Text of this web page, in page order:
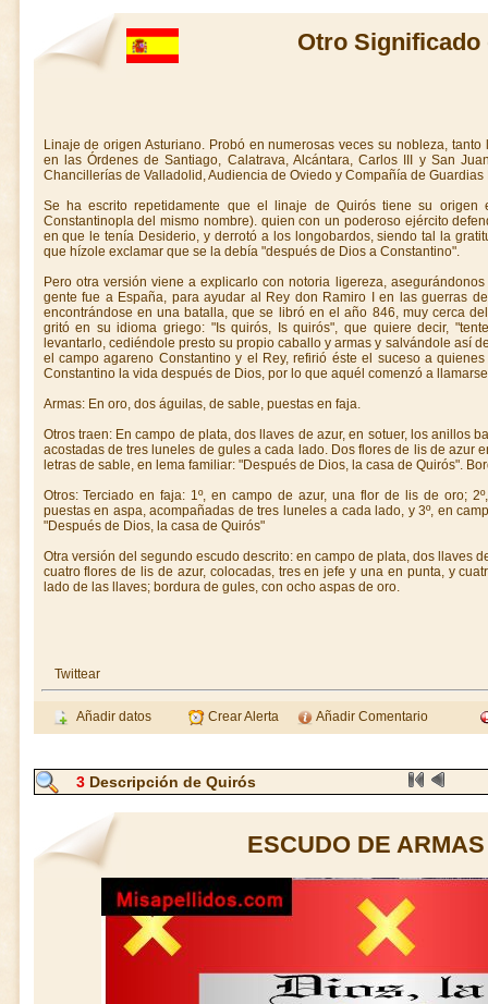
Otro
Linaje de origen Asturiano. Probó en numerosas veces su nobleza,
en las Órdenes de Santiago, Calatrava, Alcántara, Carlos III y San
Chancillerías de Valladolid, Audiencia de Oviedo y Compañía de Guardias
Se ha escrito repetidamente que el linaje de Quirós tiene su origen
Constantinopla del mismo nombre). quien con un poderoso ejército
en que le tenía Desiderio, y derrotó a los longobardos, siendo tal la
que hízole exclamar que se la debía "después de Dios a Constantino".
Pero otra versión viene a explicarlo con notoria ligereza,
gente fue a España, para ayudar al Rey don Ramiro I en las guerras
encontrándose en una batalla, que se libró en el año 846, muy cerca
gritó en su idioma griego: "Is quirós, Is quirós", que quiere decir,
levantarlo, cediéndole presto su propio caballo y armas y salvándole así
el campo agareno Constantino y el Rey, refirió éste el suceso a
Constantino la vida después de Dios, por lo que aquél comenzó a
Armas: En oro, dos águilas, de sable, puestas en faja.
Otros traen: En campo de plata, dos llaves de azur, en sotuer, los anillos
acostadas de tres luneles de gules a cada lado. Dos flores de lis de azur
letras de sable, en lema familiar: "Después de Dios, la casa de Quirós".
Otros: Terciado en faja: 1º, en campo de azur, una flor de lis de oro;
puestas en aspa, acompañadas de tres luneles a cada lado, y 3º, en
"Después de Dios, la casa de Quirós"
Otra versión del segundo escudo descrito: en campo de plata, dos llaves
cuatro flores de lis de azur, colocadas, tres en jefe y una en punta, y
lado de las llaves; bordura de gules, con ocho aspas de oro.
Twittear
Añadir datos Crear Alerta Añadir Comentario
3 Descripción de Quirós
ESCUDO DE